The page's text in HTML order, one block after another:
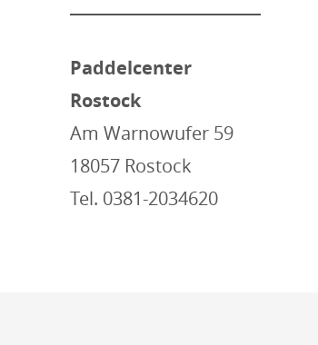
Paddelcenter
Rostock
Am Warnowufer 59
18057 Rostock
Tel. 0381-2034620